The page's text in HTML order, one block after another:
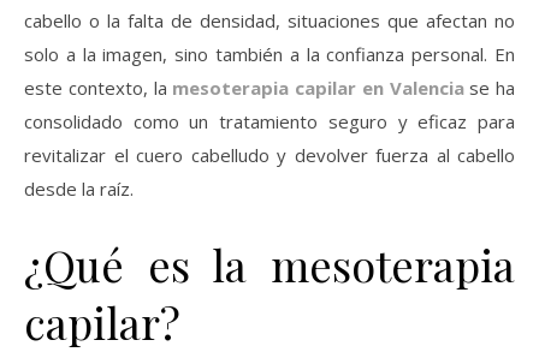
cabello o la falta de densidad, situaciones que afectan no
solo a la imagen, sino también a la confianza personal. En
este contexto, la mesoterapia capilar en Valenciase ha
consolidado como un tratamiento seguro y eficaz para
revitalizar el cuero cabelludo y devolver fuerza al cabello
desde la raíz.
¿Qué es la mesoterapia
capilar?